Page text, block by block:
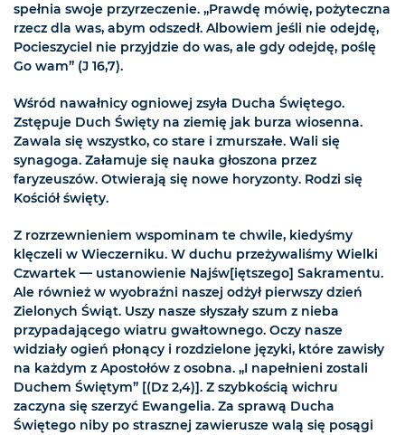
spełnia swoje przyrzeczenie. „Prawdę mówię, pożyteczna
rzecz dla was, abym odszedł. Albowiem jeśli nie odejdę,
Pocieszyciel nie przyjdzie do was, ale gdy odejdę, poślę
Go wam” (J 16,7).
Wśród nawałnicy ogniowej zsyła Ducha Świętego.
Zstępuje Duch Święty na ziemię jak burza wiosenna.
Zawala się wszystko, co stare i zmurszałe. Wali się
synagoga. Załamuje się nauka głoszona przez
faryzeuszów. Otwierają się nowe horyzonty. Rodzi się
Kościół święty.
Z rozrzewnieniem wspominam te chwile, kiedyśmy
klęczeli w Wieczerniku. W duchu przeżywaliśmy Wielki
Czwartek — ustanowienie Najśw[iętszego] Sakramentu.
Ale również w wyobraźni naszej odżył pierwszy dzień
Zielonych Świąt. Uszy nasze słyszały szum z nieba
przypadającego wiatru gwałtownego. Oczy nasze
widziały ogień płonący i rozdzielone języki, które zawisły
na każdym z Apostołów z osobna. „I napełnieni zostali
Duchem Świętym” [(Dz 2,4)]. Z szybkością wichru
zaczyna się szerzyć Ewangelia. Za sprawą Ducha
Świętego niby po strasznej zawierusze walą się posągi